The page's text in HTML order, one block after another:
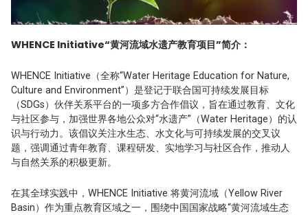
WHENCE Initiative“黄河流域水遗产教育项目”简介：
WHENCE Initiative（全称“Water Heritage Education for Nature,
Culture and Environment”）是登记于联合国可持续发展目标
（SDGs）伙伴关系平台的一项多方合作倡议，旨在通过教育、文化
与社区参与，加强世界各地公众对“水遗产”（Water Heritage）的认
识与行动力。该倡议关注水生态、水文化与可持续发展的交叉议
题，强调通过青年教育、课程研发、实地学习与社区合作，推动人
与自然关系的积极更新。
在其全球实践中，WHENCE Initiative 将黄河流域（Yellow River
Basin）作为重点教育区域之一，围绕中国国家战略“黄河流域生态